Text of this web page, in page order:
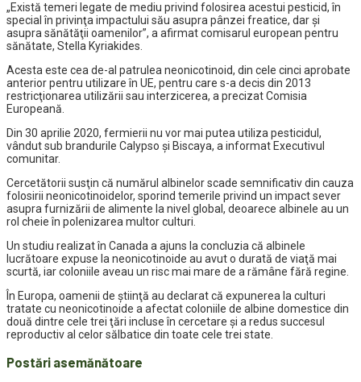
„Există temeri legate de mediu privind folosirea acestui pesticid, în
special în privinţa impactului său asupra pânzei freatice, dar şi
asupra sănătăţii oamenilor”, a afirmat comisarul european pentru
sănătate, Stella Kyriakides.
Acesta este cea de-al patrulea neonicotinoid, din cele cinci aprobate
anterior pentru utilizare în UE, pentru care s-a decis din 2013
restricţionarea utilizării sau interzicerea, a precizat Comisia
Europeană.
Din 30 aprilie 2020, fermierii nu vor mai putea utiliza pesticidul,
vândut sub brandurile Calypso şi Biscaya, a informat Executivul
comunitar.
Cercetătorii susţin că numărul albinelor scade semnificativ din cauza
folosirii neonicotinoidelor, sporind temerile privind un impact sever
asupra furnizării de alimente la nivel global, deoarece albinele au un
rol cheie în polenizarea multor culturi.
Un studiu realizat în Canada a ajuns la concluzia că albinele
lucrătoare expuse la neonicotinoide au avut o durată de viaţă mai
scurtă, iar coloniile aveau un risc mai mare de a rămâne fără regine.
În Europa, oamenii de ştiinţă au declarat că expunerea la culturi
tratate cu neonicotinoide a afectat coloniile de albine domestice din
două dintre cele trei ţări incluse în cercetare şi a redus succesul
reproductiv al celor sălbatice din toate cele trei state.
Postări asemănătoare